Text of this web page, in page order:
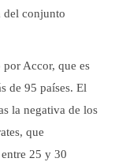
del conjunto
por Accor, que es
de 95 países. El
la negativa de los
que
25 y 30